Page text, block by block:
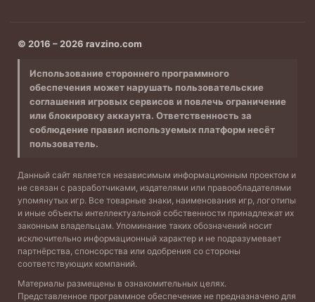
© 2016 – 2026 ravzino.com
Использование стороннего программного
обеспечения может нарушать пользовательские
соглашения игровых сервисов и повлечь ограничение
или блокировку аккаунта. Ответственность за
соблюдение правил используемых платформ несёт
пользователь.
Данный сайт является независимым информационным проектом и
не связан с разработчиками, издателями или правообладателями
упомянутых игр. Все товарные знаки, наименования игр, логотипы
и иные объекты интеллектуальной собственности принадлежат их
законным владельцам. Упоминание таких обозначений носит
исключительно информационный характер и не подразумевает
партнёрства, спонсорства или одобрения со стороны
соответствующих компаний.
Материалы размещены в ознакомительных целях.
Представленное программное обеспечение не предназначено для